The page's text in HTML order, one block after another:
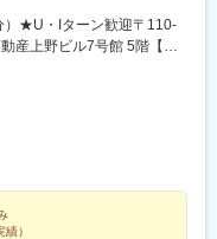
プライヤーとの密な連携
むことができます。困っ
環境です。
★U・Iターン歓迎〒110-
産上野ビル7号館 5階【ア
駅」より徒歩3分東京メト
エリアは日本全国です。
）